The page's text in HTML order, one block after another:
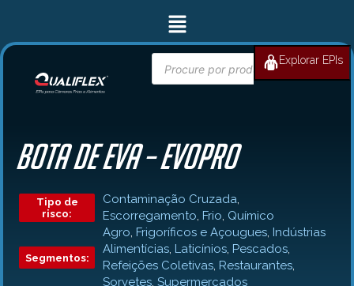
conteúdo
Menu
produtos
BUSCAR
Explorar EPIs
BOTA DE EVA – EVOPRO
Tipo de
risco:
Contaminação Cruzada,
Escorregamento, Frio, Químico
Segmentos:
Agro, Frigoríficos e Açougues, Indústrias
Alimentícias, Laticínios, Pescados,
Refeições Coletivas, Restaurantes,
Sorvetes, Supermercados